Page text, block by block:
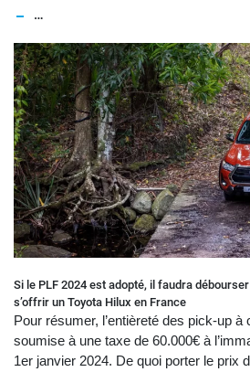
…
Si le PLF 2024 est adopté, il faudra
s’offrir un Toyota Hilux en France
Pour résumer, l’entièreté des pick-up
soumise à une taxe de 60.000€ à
1er janvier 2024. De quoi porter le prix